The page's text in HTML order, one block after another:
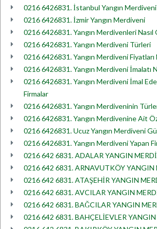
0216 6426831. İstanbul Yangın Merdiveni
0216 6426831. İzmir Yangın Merdiveni
0216 6426831. Yangın Merdivenleri Nasıl
0216 6426831. Yangın Merdiveni Türleri
0216 6426831. Yangın Merdiveni Fiyatları
0216 6426831. Yangın Merdiveni İmalatı
0216 6426831. Yangın Merdiveni İmal
Firmalar
0216 6426831. Yangın Merdiveninin
0216 6426831. Yangın Merdivenine Ait
0216 6426831. Ucuz Yangın Merdiveni
0216 6426831. Yangın Merdiveni Yapan
0216 642 6831. ADALAR YANGIN
0216 642 6831. ARNAVUTKÖY YANGIN
0216 642 6831. ATAŞEHİR YANGIN
0216 642 6831. AVCILAR YANGIN
0216 642 6831. BAĞCILAR YANGIN
0216 642 6831. BAHÇELİEVLER